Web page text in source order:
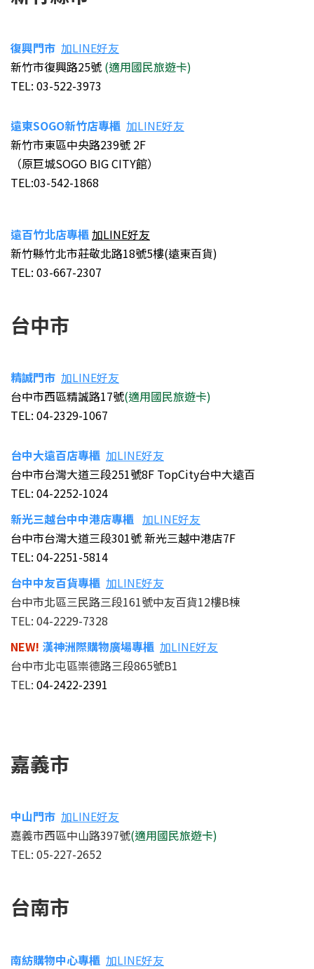
復興門市 加LINE好友
新竹市復興路25號 (適用國民旅遊卡)
TEL: 03-522-3973
遠東SOGO新竹店專櫃 加LINE好友
新竹市東區中央路239號 2F
（原巨城SOGO BIG CITY館）
TEL:03-542-1868
遠百竹北店專櫃 加LINE好友
新竹縣竹北市莊敬北路18號5樓(遠東百貨)
TEL: 03-667-2307
台中市
精誠門市 加LINE好友
台中市西區精誠路17號(適用國民旅遊卡)
TEL: 04-2329-1067
台中大遠百店專櫃 加LINE好友
台中市台灣大道三段251號8F TopCity台中大遠百
TEL: 04-2252-1024
新光三越台中中港店專櫃 加LINE好友
台中市台灣大道三段301號 新光三越中港店7F
TEL: 04-2251-5814
台中中友百貨專櫃 加LINE好友
台中市北區三民路三段161號中友百貨12樓B棟
TEL: 04-2229-7328
NEW! 漢神洲際購物廣場專櫃 加LINE好友
台中市北屯區崇德路三段865號B1
TEL: 04-2422-2391
嘉義市
中山門市 加LINE好友
嘉義市西區中山路397號(適用國民旅遊卡)
TEL: 05-227-2652
台南市
南紡購物中心專櫃 加LINE好友